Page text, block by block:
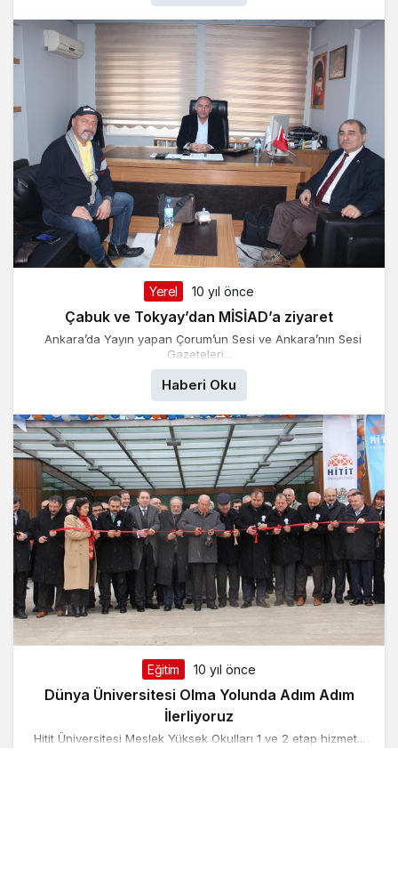
Yerel 10 yıl önce
Çabuk ve Tokyay’dan MİSİAD’a ziyaret
Ankara’da Yayın yapan Çorum’un Sesi ve Ankara’nın Sesi
Gazeteleri...
Haberi Oku
Eğitim 10 yıl önce
Dünya Üniversitesi Olma Yolunda Adım Adım
İlerliyoruz
Hitit Üniversitesi Meslek Yüksek Okulları 1 ve 2 etap hizmet...